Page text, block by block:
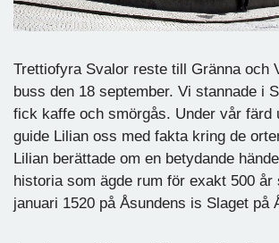
Trettiofyra Svalor reste till Gränna och
buss den 18 september. Vi stannade i
fick kaffe och smörgås. Under vår färd
guide Lilian oss med fakta kring de
Lilian berättade om en betydande
historia som ägde rum för exakt 500 år
januari 1520 på Åsundens is Slaget på